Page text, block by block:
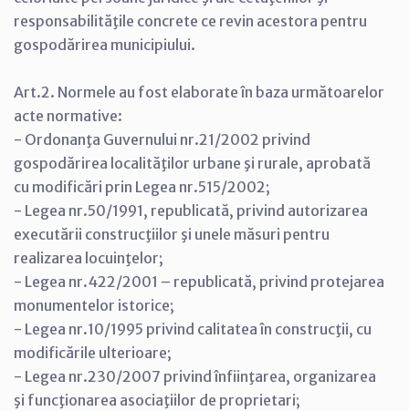
responsabilităţile concrete ce revin acestora pentru
gospodărirea municipiului.
Art.2. Normele au fost elaborate în baza următoarelor
acte normative:
- Ordonanţa Guvernului nr.21/2002 privind
gospodărirea localităţilor urbane şi rurale, aprobată
cu modificări prin Legea nr.515/2002;
- Legea nr.50/1991, republicată, privind autorizarea
executării construcţiilor şi unele măsuri pentru
realizarea locuinţelor;
- Legea nr.422/2001 – republicată, privind protejarea
monumentelor istorice;
- Legea nr.10/1995 privind calitatea în construcţii, cu
modificările ulterioare;
- Legea nr.230/2007 privind înfiinţarea, organizarea
şi funcţionarea asociaţiilor de proprietari;